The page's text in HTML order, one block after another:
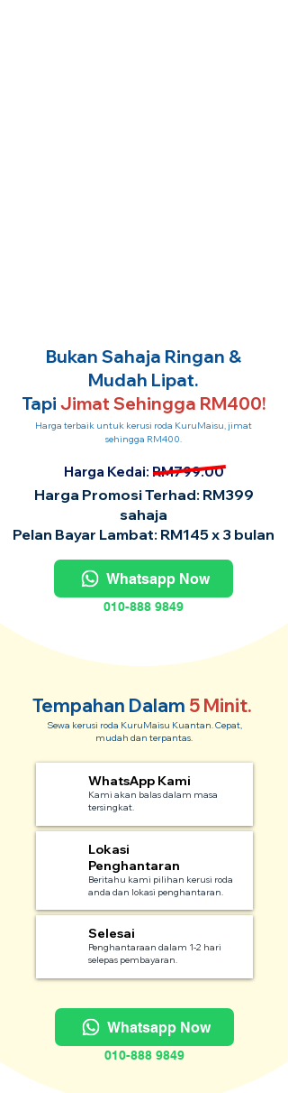
Bukan Sahaja Ringan &
Mudah Lipat.
Tapi Jimat Sehingga RM400!
Harga terbaik untuk kerusi roda KuruMaisu, jimat
sehingga RM400.
Harga Kedai: RM799.00
Harga Promosi Terhad: RM399
sahaja
Pelan Bayar Lambat: RM145 x 3 bulan
Whatsapp Now
010-888 9849
Tempahan Dalam 5 Minit.
Sewa kerusi roda KuruMaisu Kuantan. Cepat,
mudah dan terpantas.
WhatsApp Kami
Kami akan balas dalam masa
tersingkat.
Lokasi
Penghantaran
Beritahu kami pilihan kerusi roda
anda dan lokasi penghantaran.
Selesai
Penghantaraan dalam 1-2 hari
selepas pembayaran.
Whatsapp Now
010-888 9849